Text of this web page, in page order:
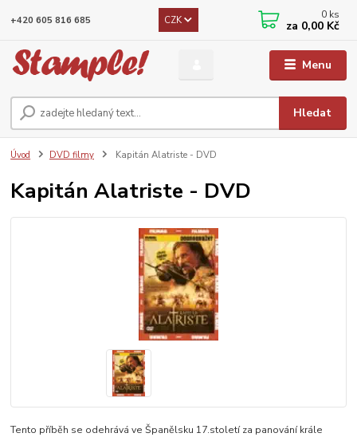
Menu
CZK
Hledat
+420 605 816 685 0 ks
za 0,00 Kč
Úvod DVD filmy Kapitán Alatriste - DVD
Kapitán Alatriste - DVD
Tento příběh se odehrává ve Španělsku 17.století za panování krále